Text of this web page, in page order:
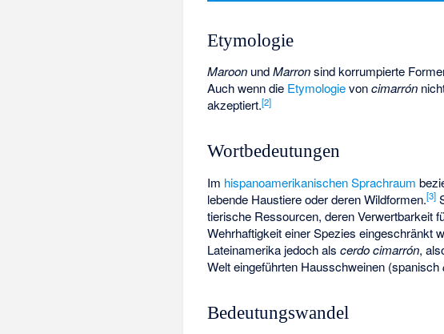
Etymologie
Maroon undMarronsind korrumpierte
Auch wenn die Etymologievoncimarrón
akzeptiert.[2]
Wortbedeutungen
Im hispanoamerikanischen Sprachraum
lebende Haustiere oder deren Wildformen.[3]
tierische Ressourcen, deren Verwertbarkeit
Wehrhaftigkeit einer Spezies eingeschränkt
Lateinamerika jedoch alscerdo cimarrón,
Welt eingeführten Hausschweinen (spanisch
Bedeutungswandel